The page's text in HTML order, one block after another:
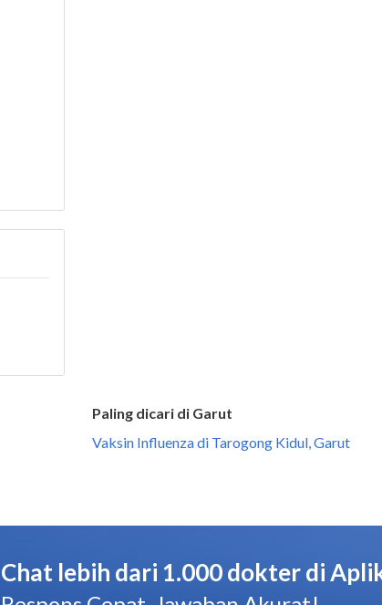
Paling dicari di Garut
Vaksin Influenza di Tarogong Kidul, Garut